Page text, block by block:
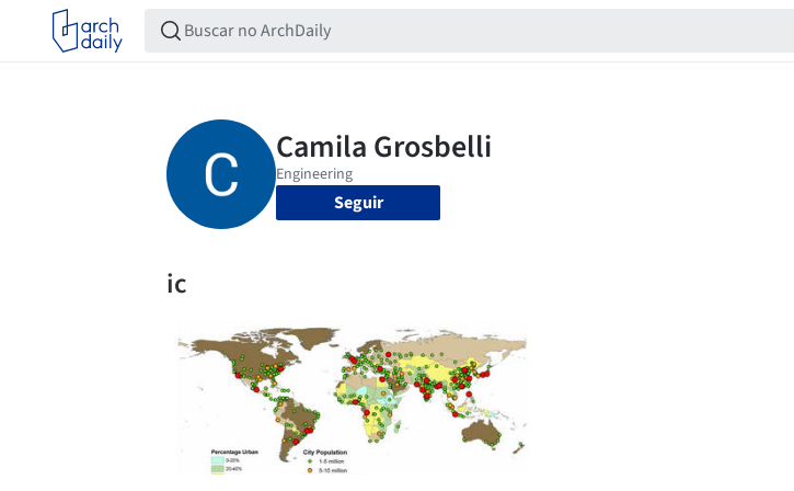
Seguir
ic